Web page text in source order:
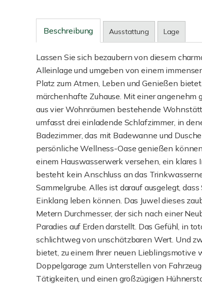
Beschreibung Ausstattung Lage
Lassen Sie sich bezaubern von diesem
Alleinlage und umgeben von einem
Platz zum Atmen, Leben und Genießen
märchenhafte Zuhause. Mit einer
aus vier Wohnräumen bestehende
umfasst drei einladende Schlafzimmer, in
Badezimmer, das mit Badewanne und
persönliche Wellness-Oase genießen
einem Hauswasserwerk versehen, ein
besteht kein Anschluss an das
Sammelgrube. Alles ist darauf ausgelegt,
Einklang leben können. Das Juwel dieses
Metern Durchmesser, der sich nach einer
Paradies auf Erden darstellt. Das Gefühl, in
schlichtweg von unschätzbaren Wert. Und
bietet, zu einem Ihrer neuen Lieblingsmotive
Doppelgarage zum Unterstellen von
Tätigkeiten, und einen großzügigen